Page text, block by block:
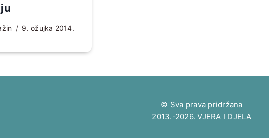
9. ožujka 2014.
© Sva prava pridržana
2013.-2026. VJERA I DJELA